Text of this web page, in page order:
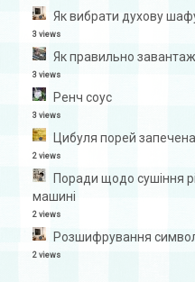
Як вибрати духову
3 views
Як правильно
3 views
Ренч соус
3 views
Цибуля порей
2 views
Поради щодо сушіння
машині
2 views
Розшифрування
2 views